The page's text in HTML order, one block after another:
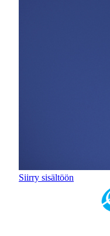
Siirry sisältöön